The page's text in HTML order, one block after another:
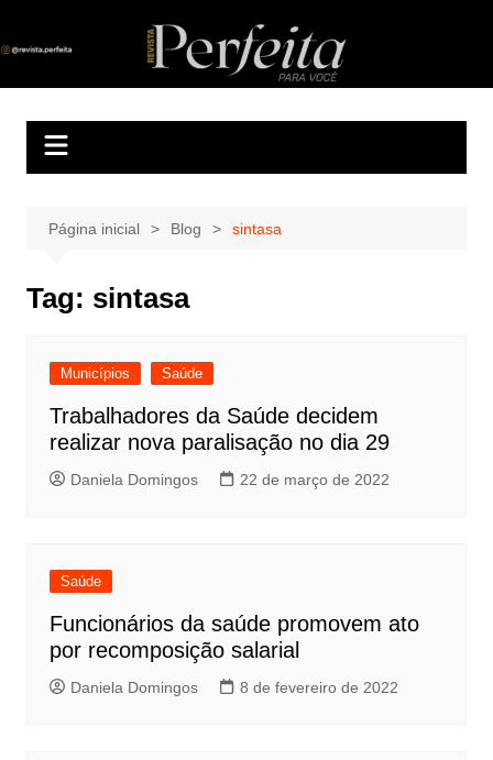
Revista Perfeita
A melhor revista eletrônica do interior de Sergipe
Página inicial Blog sintasa
Tag: sintasa
Municípios Saúde
Trabalhadores da Saúde decidem
realizar nova paralisação no dia 29
Daniela Domingos 22 de março de 2022
Saúde
Funcionários da saúde promovem ato
por recomposição salarial
Daniela Domingos 8 de fevereiro de 2022